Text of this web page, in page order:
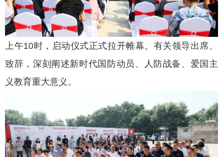
上午10时，启动仪式正式拉开帷幕。有关领导出席、
致辞，深刻阐述新时代国防动员、人防战备、爱国主
义教育重大意义。